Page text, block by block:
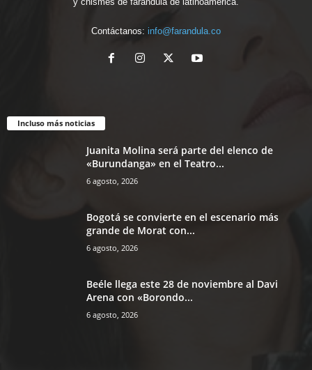
Contáctanos: info@farandula.co
Incluso más noticias
Juanita Molina será parte del elenco de
«Burundanga» en el Teatro...
6 agosto, 2026
Bogotá se convierte en el escenario más
grande de Morat con...
6 agosto, 2026
Beéle llega este 28 de noviembre al Davi
Arena con «Borondo...
6 agosto, 2026